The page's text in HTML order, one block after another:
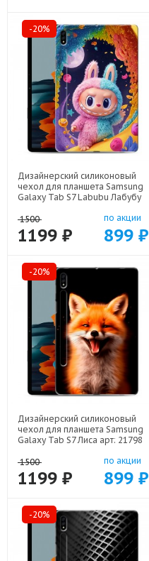
-20%
Дизайнерский силиконовый
чехол для планшета Samsung
Galaxy Tab S7 Labubu Лабубу
1500
1199 ₽
по акции
899 ₽
-20%
Дизайнерский силиконовый
чехол для планшета Samsung
Galaxy Tab S7 Лиса арт: 21798
1500
1199 ₽
по акции
899 ₽
-20%